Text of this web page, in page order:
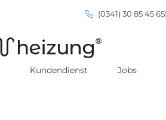
(0341) 30 85 45 65
Kundendienst Jobs